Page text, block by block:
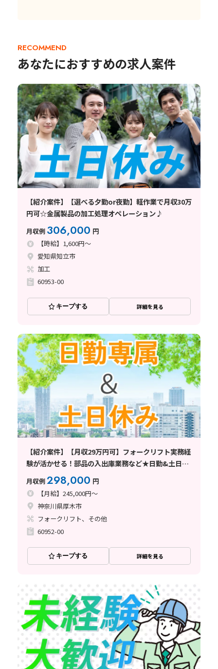
RECOMMEND
あなたにおすすめの求人案件
【紹介案件】【選べる夕勤or夜勤】軽作業で月収30万
円可☆金属製品の加工処理オペレーション♪
月収例 306,000 円
【時給】1,600円～
愛知県知立市
加工
60953-00
キープする 詳細を見る
【紹介案件】【月収29万円可】フォークリフト実務経
験が活かせる！部品の入出庫業務など★日勤&土日休
月収例298,000 円
【月給】245,000円～
神奈川県厚木市
フォークリフト、その他
60952-00
キープする 詳細を見る